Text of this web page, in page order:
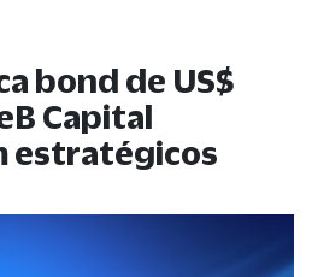
bond de US$
Capital
estratégicos